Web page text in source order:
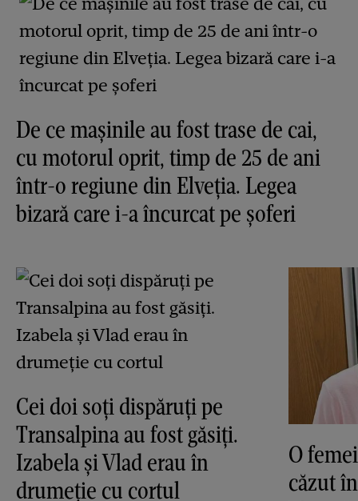
De ce mașinile au fost trase de cai,
cu motorul oprit, timp de 25 de ani
într-o regiune din Elveția. Legea
bizară care i-a încurcat pe șoferi
Cei doi soți dispăruți pe
Transalpina au fost găsiți.
Izabela și Vlad erau în
drumeție cu cortul
O
căzut